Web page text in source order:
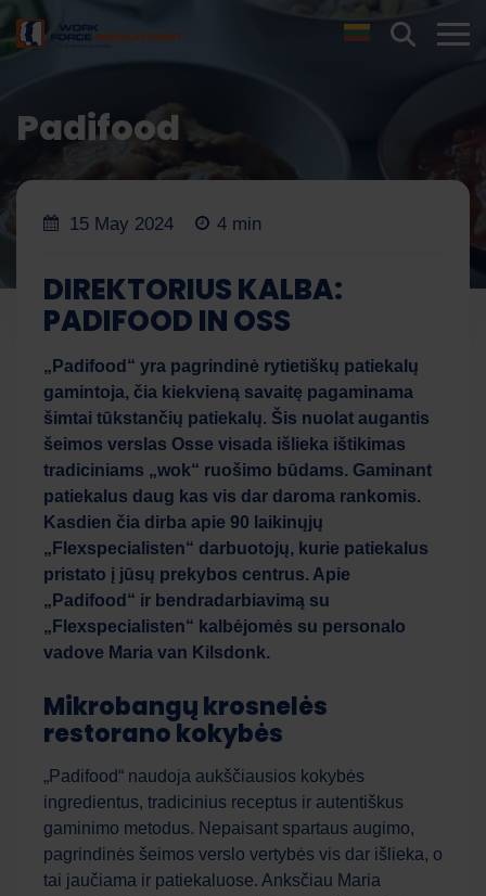
Padifood
15 May 2024 4 min
DIREKTORIUS KALBA:
PADIFOOD IN OSS
„Padifood“ yra pagrindinė rytietiškų patiekalų
gamintoja, čia kiekvieną savaitę pagaminama
šimtai tūkstančių patiekalų. Šis nuolat augantis
šeimos verslas Osse visada išlieka ištikimas
tradiciniams „wok“ ruošimo būdams. Gaminant
patiekalus daug kas vis dar daroma rankomis.
Kasdien čia dirba apie 90 laikinųjų
„Flexspecialisten“ darbuotojų, kurie patiekalus
pristato į jūsų prekybos centrus. Apie
„Padifood“ ir bendradarbiavimą su
„Flexspecialisten“ kalbėjomės su personalo
vadove Maria van Kilsdonk.
Mikrobangų krosnelės
restorano kokybės
„Padifood“ naudoja aukščiausios kokybės
ingredientus, tradicinius receptus ir autentiškus
gaminimo metodus. Nepaisant spartaus augimo,
pagrindinės šeimos verslo vertybės vis dar išlieka, o
tai jaučiama ir patiekaluose. Anksčiau Maria